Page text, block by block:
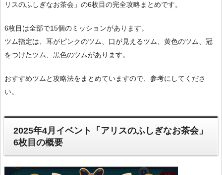
リスのふしぎなお茶会」の6枚目の完全攻略まとめです。
6枚目は全部で15個のミッションがあります。
ツム指定は、耳がピンクのツム、口が見えるツム、黄色のツム、冠
をつけたツム、黒色のツムがあります。
おすすめツムと攻略法をまとめていますので、参考にしてくださ
い。
2025年4月イベント「アリスのふしぎなお茶会」
6枚目の概要